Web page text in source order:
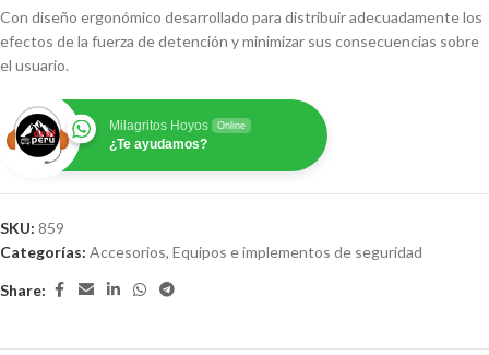
Con diseño ergonómico desarrollado para distribuir adecuadamente los
efectos de la fuerza de detención y minimizar sus consecuencias sobre
el usuario.
Milagritos Hoyos Online
¿Te ayudamos?
SKU: 859
Categorías: Accesorios, Equipos e implementos de seguridad
Share: